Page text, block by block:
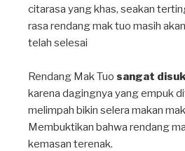
citarasa yang khas, seakan
rasa rendang mak tuo masih
telah selesai⁣
Rendang Mak Tuo sangat
karena dagingnya yang empuk
melimpah bikin selera makan
Membuktikan bahwa rendang
kemasan terenak.